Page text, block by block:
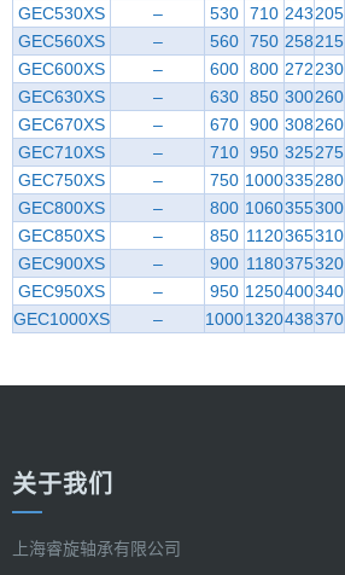
GEC530XS
– 530 710 243205
GEC560XS
– 560 750 258215
GEC600XS
– 600 800 272230
GEC630XS
– 630 850 300260
GEC670XS
– 670 900 308260
GEC710XS
– 710 950 325275
GEC750XS
– 750 1000335280
GEC800XS
– 800 1060355300
GEC850XS
– 850 1120365310
GEC900XS
– 900 1180375320
GEC950XS
– 950 1250400340
GEC1000XS
– 10001320438370
关于我们
上海睿旋轴承有限公司